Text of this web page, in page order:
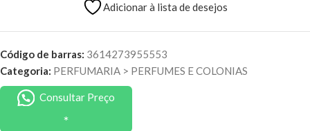
Adicionar à lista de desejos
Código de barras: 3614273955553
Categoria: PERFUMARIA > PERFUMES E COLONIAS
Consultar Preço